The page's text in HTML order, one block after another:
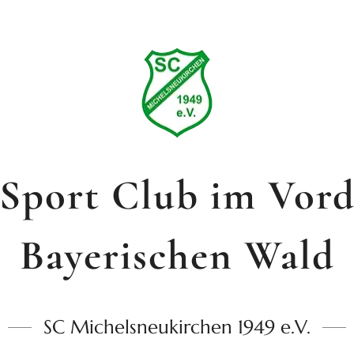
Club im
Bayerischen Wald
SC Michelsneukirchen 1949 e.V.